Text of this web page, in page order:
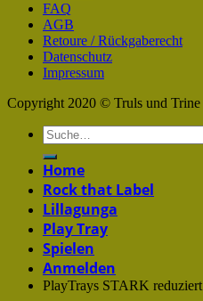
FAQ
AGB
Retoure / Rückgaberecht
Datenschutz
Impressum
Copyright 2020 © Truls und Trine
Home
Rock that Label
Lillagunga
Play Tray
Spielen
Anmelden
PlayTrays STARK reduziert